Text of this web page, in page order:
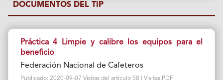
DOCUMENTOS DEL TIP
Práctica 4 Limpie y calibre los equipos para el
beneficio
Federación Nacional de Cafeteros
Publicado: 2020-09-07 Visitas del artículo 58 | Visitas PDF